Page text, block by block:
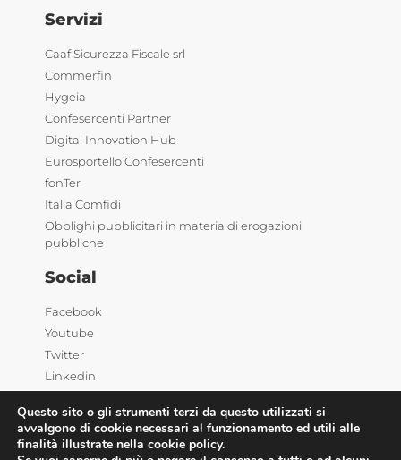
Servizi
Caaf Sicurezza Fiscale srl
Commerfin
Hygeia
Confesercenti Partner
Digital Innovation Hub
Eurosportello Confesercenti
fonTer
Italia Comfidi
Obblighi pubblicitari in materia di erogazioni
pubbliche
Social
Facebook
Youtube
Twitter
Linkedin
Questo sito o gli strumenti terzi da questo utilizzati si
avvalgono di cookie necessari al funzionamento ed utili alle
finalità illustrate nella cookie policy.